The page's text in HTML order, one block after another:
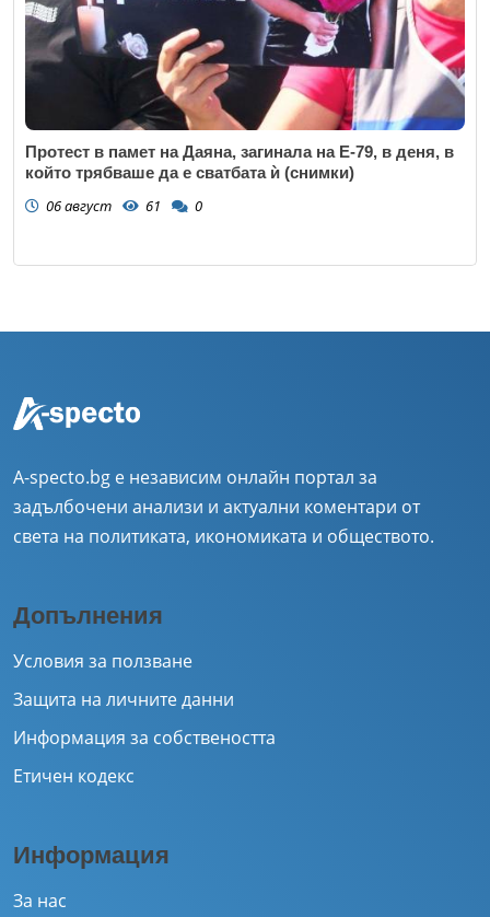
Протест в памет на Даяна, загинала на Е-79, в деня, в
който трябваше да е сватбата ѝ (снимки)
06 август 61 0
A-specto.bg е независим онлайн портал за
задълбочени анализи и актуални коментари от
света на политиката, икономиката и обществото.
Допълнения
Условия за ползване
Защита на личните данни
Информация за собствеността
Етичен кодекс
Информация
За нас